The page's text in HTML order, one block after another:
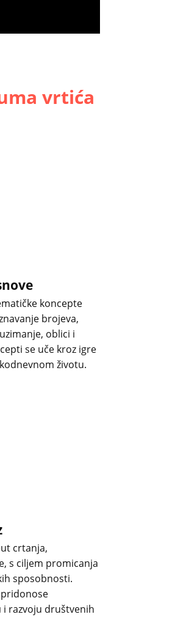
vrtića
koncepte
brojeva,
oblici i
se uče kroz igre
životu.
crtanja,
s ciljem promicanja
sposobnosti.
i razvoju društvenih